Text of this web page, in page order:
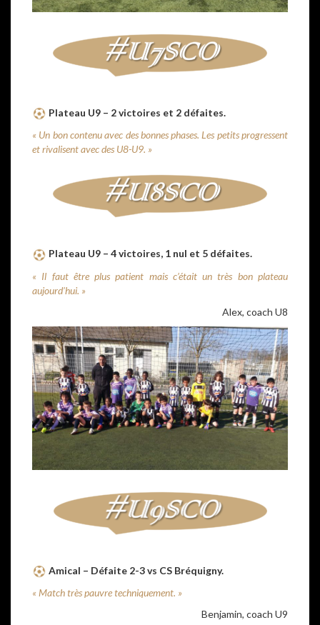
Plateau U9 – 2 victoires et 2 défaites.
« Un bon contenu avec des bonnes phases. Les petits progressent
et rivalisent avec des U8-U9. »
Plateau U9 – 4 victoires, 1 nul et 5 défaites.
« Il faut être plus patient mais c’était un très bon plateau
aujourd’hui. »
Alex, coach U8
Amical – Défaite 2-3 vs CS Bréquigny.
« Match très pauvre techniquement. »
Benjamin, coach U9